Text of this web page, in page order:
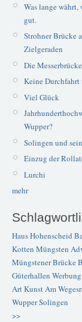
Was lange
gut.
Strohner Brücke
Zielgeraden
Die
Keine Durchfahrt
Viel Glück
Wupper?
Solingen und
Einzug der
Lurchi
mehr
Haus Hohenscheid
Kotten Müngsten
Müngstener Brücke
Güterhallen Werbung
ArtKunstAm
WupperSolingen
>>